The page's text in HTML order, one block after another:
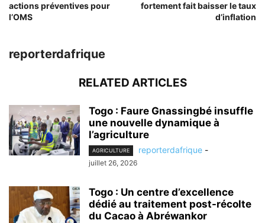
actions préventives pour
l’OMS
fortement fait baisser le taux
d’inflation
reporterdafrique
RELATED ARTICLES
Togo : Faure Gnassingbé insuffle
une nouvelle dynamique à
l’agriculture
AGRICULTURE reporterdafrique -
juillet 26, 2026
Togo : Un centre d’excellence
dédié au traitement post-récolte
du Cacao à Abréwankor